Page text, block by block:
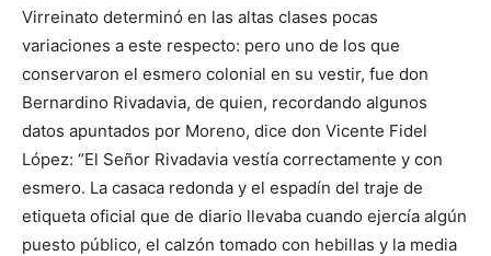
Virreinato determinó en las altas clases pocas
variaciones a este respecto: pero uno de los que
conservaron el esmero colonial en su vestir, fue don
Bernardino Rivadavia, de quien, recordando algunos
datos apuntados por Moreno, dice don Vicente Fidel
López: “El Señor Rivadavia vestía correctamente y con
esmero. La casaca redonda y el espadín del traje de
etiqueta oficial que de diario llevaba cuando ejercía algún
puesto público, el calzón tomado con hebillas y la media